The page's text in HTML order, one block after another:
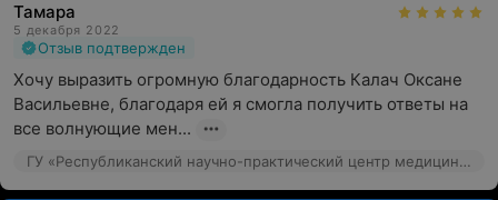
Тамара
5 декабря 2022
Отзыв подтвержден
Хочу выразить огромную благодарность Калач Оксане
Васильевне, благодаря ей я смогла получить ответы на
все волнующие мен...
ГУ «Республиканский научно-практический центр медицинской экспертизы и реабилитаци», ул. Макаенка, 17